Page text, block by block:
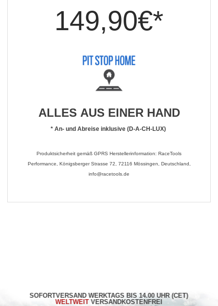
149,90€*
ALLES AUS EINER HAND
* An- und Abreise inklusive (D-A-CH-LUX)
Produktsicherheit gemäß GPRS Herstellerinformation: RaceTools
Performance, Königsberger Strasse 72, 72116 Mössingen, Deutschland,
info@racetools.de
SOFORTVERSAND WERKTAGS BIS 14.00 UHR (CET)
WELTWEITVERSANDKOSTENFREI